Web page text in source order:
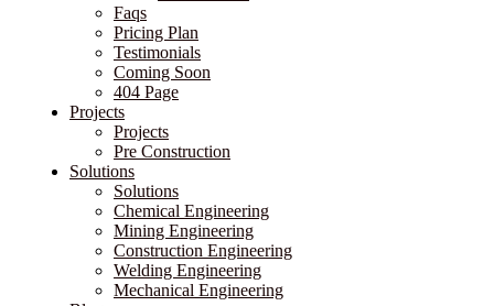
Faqs
Pricing Plan
Testimonials
Coming Soon
404 Page
Projects
Projects
Pre Construction
Solutions
Solutions
Chemical Engineering
Mining Engineering
Construction Engineering
Welding Engineering
Mechanical Engineering